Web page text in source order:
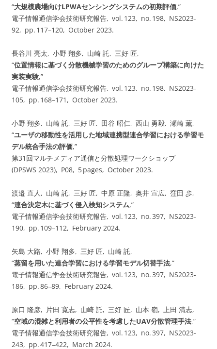
“大規模農場向けLPWAセンシングシステムの初期評価,”
電子情報通信学会技術研究報告, vol. ⁠123, no. ⁠198, NS2023-
92, pp.⁠ ⁠117⁠–⁠120, October 2023.
長谷川 亮太, 小野 翔多, 山崎 託, 三好 匠,
“位置情報に基づく分散機械学習のためのグループ構築に向けた
実装実験,”
電子情報通信学会技術研究報告, vol. ⁠123, no. ⁠198, NS2023-
105, pp.⁠ ⁠168⁠–⁠171, October 2023.
小野 翔多, 山崎 託, 三好 匠, 田谷 昭仁, 西山 勇毅, 瀬崎 薫,
“ユーザの移動性を活用した地域連携型連合学習における学習モ
デル統合手法の評価,”
第31回マルチメディア通信と分散処理ワークショップ
(DPSWS 2023), P08, 5 pages, October 2023.
渡邉 直人, 山崎 託, 三好 匠, 中原 正隆, 奥井 宣広, 窪田 歩,
“連合決定木に基づく侵入検知システム,”
電子情報通信学会技術研究報告, vol. ⁠123, no. ⁠397, NS2023-
190, pp.⁠ ⁠109⁠–⁠112, February 2024.
矢島 大路, 小野 翔多, 三好 匠, 山崎 託,
“蒸留を用いた連合学習における学習モデル切替手法,”
電子情報通信学会技術研究報告, vol. ⁠123, no. ⁠397, NS2023-
186, pp.⁠ ⁠86⁠–⁠89, February 2024.
原口 隆彦, 片田 寛志, 山崎 託, 三好 匠, 山本 嶺, 上田 清志,
“空域の混雑と利用者の公平性を考慮したUAV分散管理手法,”
電子情報通信学会技術研究報告, vol. ⁠123, no. ⁠397, NS2023-
243, pp.⁠ ⁠417⁠–⁠422, March 2024.